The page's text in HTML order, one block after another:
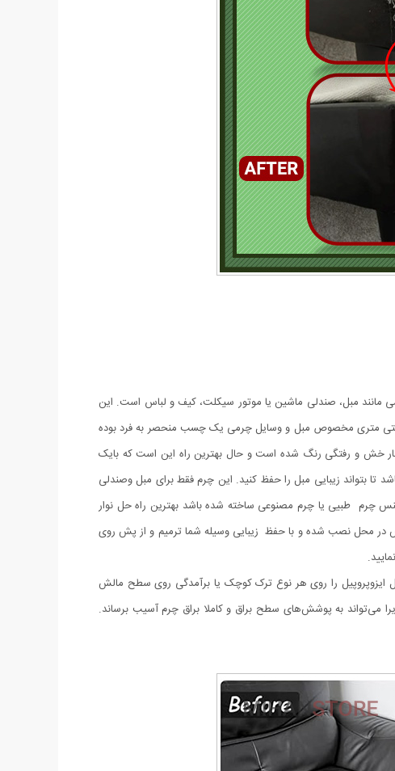
مبل، صندلی ماشین یا موتور سیکلت، کیف و لباس است. این
از جنس چرم مصنوعی با یک لایه چسب قوی در پشت ساخته شده‌اند و به راحتی قابل استفاده هستند. چسب چرمی ۲۰×۱۰۰ سانتی متری مخصوص مبل و وسایل چرمی یک چسب منحصر به فرد بوده
دچار خش و رفتگی رنگ شده است و حال بهترین راه این است که بایک
زیبایی مبل را حفظ کنید. این چرم فقط برای مبل وصندلی
چرم طبیی یا چرم مصنوعی ساخته شده باشد بهترین راه حل نوار
در محل نصب شده و با حفظ زیبایی وسیله شما ترمیم و از پش روی
خوردگی مبلمان و سایز وسایل چرمی چرم منطقه ترک خورده را با مالیدن الکل و یک پارچه نرم تمیز کنید. به آرامی ۷۰٪ الکل ایزوپروپیل را روی هر نوع ترک کوچک یا برآمدگی روی سطح مالش
می‌تواند به پوشش‌های سطح براق و کاملا براق چرم آسیب برساند.